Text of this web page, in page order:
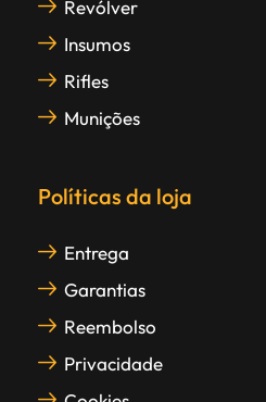
Revólver
Insumos
Rifles
Munições
Políticas da loja
Entrega
Garantias
Reembolso
Privacidade